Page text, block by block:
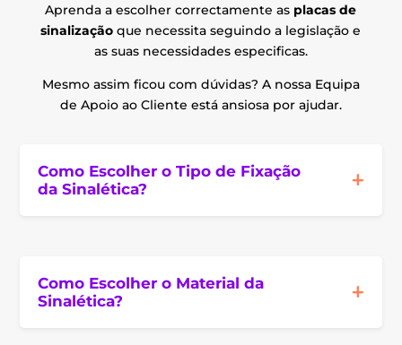
Aprenda a escolher correctamente as placas de
sinalização que necessita seguindo a legislação e
as suas necessidades especificas.
Mesmo assim ficou com dúvidas? A nossa Equipa
de Apoio ao Cliente está ansiosa por ajudar.
Como Escolher o Tipo de Fixação
da Sinalética?
Como Escolher o Material da
Sinalética?